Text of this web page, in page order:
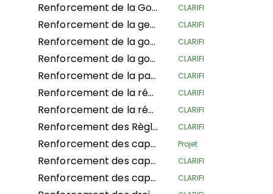
Renforcement de la Gouvernance de l'Alliance Mondiale des Communautés Territoriales CLARIFI
Renforcement de la gestion territoriale et environnementale des Quilombolas dans le Cerrado et la Forêt Atlantique CLARIFI
Renforcement de la gouvernance de l'Alliance Mondiale des Communautés Territoriales CLARIFI
Renforcement de la gouvernance territoriale avec une approche de genre, à travers la stratégie « Conserver par l’utilisation », pour améliorer les conditions de vie dignes et la survie des conseils communautaires dans le département de Guaviare CLARIFI
Renforcement de la participation des femmes dans les espaces de prise de décision, la vie organisationnelle des peuples et le développement d'actions pour faire face au changement climatique CLARIFI
Renforcement de la résilience des moyens de subsistance des pasteurs et de la gouvernance des paysages dans le nord de la Tanzanie CLARIFI
Renforcement de la résilience des pasteurs grâce à la gestion intégrée des ressources naturelles dans le nord du Kenya CLARIFI
Renforcement des Règlements Internes pour l’Autogouvernance de 5 Conseils Communautaires dans le département de Guaviare et 1 dans le département de Cauca CLARIFI
Renforcement des capacités Projet
Renforcement des capacités et des connaissances au sein des organisations des peuples autochtones en Colombie pour une participation efficace dans le processus de consentement préalable libre, informé et éclairé (CPLIE) pour réguler les mécanismes REDD+ CLARIFI
Renforcement des capacités organisationnelles des peuples autochtones et de la visibilité communautaire pour consolider les bases de revendication de leurs droits traditionnels CLARIFI